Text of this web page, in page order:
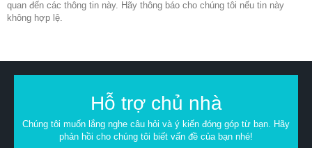
quan đến các thông tin này. Hãy thông báo cho chúng tôi nếu tin này
không hợp lệ.
Hỗ trợ chủ nhà
Chúng tôi muốn lắng nghe câu hỏi và ý kiến đóng góp từ bạn. Hãy
phản hồi cho chúng tôi biết vấn đề của bạn nhé!